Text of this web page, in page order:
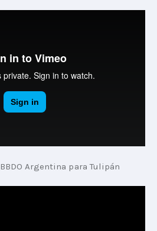
BBDO Argentina para Tulipán